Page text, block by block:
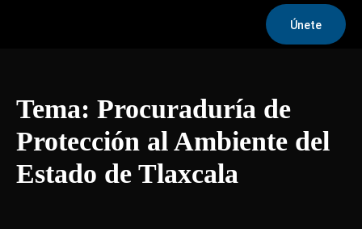
Únete
Tema: Procuraduría de
Protección al Ambiente del
Estado de Tlaxcala